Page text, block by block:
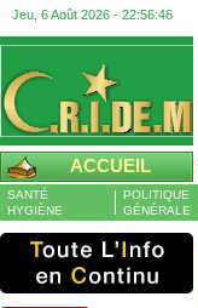
Jeu, 6 Août 2026 - 22:56:47
ACCUEIL
SANTÉ
HYGIÈNE
POLITIQUE
GÉNÉRALE